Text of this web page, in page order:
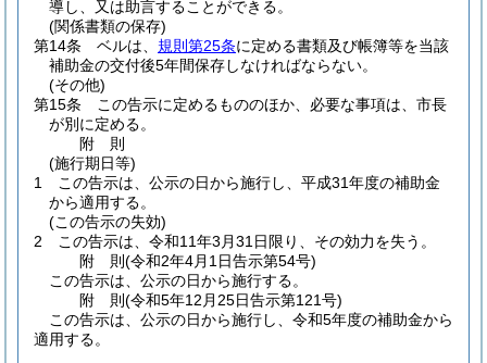
導し、又は助言することができる。
(関係書類の保存)
第14条
ベルは、 規則第25条に定める書類及び帳簿等を当該
補助金の交付後5年間保存しなければならない。
(その他)
第15条
この告示に定めるもののほか、必要な事項は、市長
が別に定める。
附 則
(施行期日等)
1
この告示は、公示の日から施行し、平成31年度の補助金
から適用する。
(この告示の失効)
2
この告示は、令和11年3月31日限り、その効力を失う。
附 則(令和2年4月1日告示第54号)
この告示は、公示の日から施行する。
附 則(令和5年12月25日告示第121号)
この告示は、公示の日から施行し、令和5年度の補助金から
適用する。